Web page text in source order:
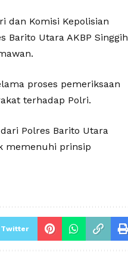
dan Komisi Kepolisian
Utara AKBP Singgih
proses pemeriksaan
terhadap Polri.
Polres Barito Utara
memenuhi prinsip
Twitter